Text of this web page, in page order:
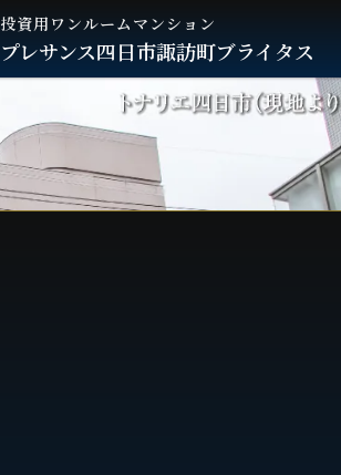
投資用ワンルームマンション
プレサンス四日市諏訪町ブライタス